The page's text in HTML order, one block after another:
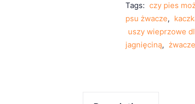
Tags: czy pies
psu żwacze,
uszy wieprzowe
jagnięciną,